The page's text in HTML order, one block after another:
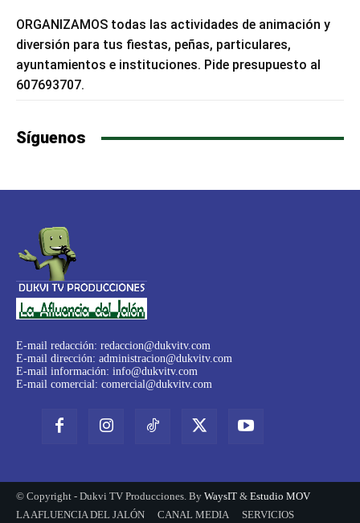
ORGANIZAMOS todas las actividades de animación y
diversión para tus fiestas, peñas, particulares,
ayuntamientos e instituciones. Pide presupuesto al
607693707.
Síguenos
E-mail redacción: redaccion@dukvitv.com
E-mail dirección: administracion@dukvitv.com
E-mail información: info@dukvitv.com
E-mail comercial: comercial@dukvitv.com
© Copyright - Dukvi TV Producciones. By WaysIT & Estudio MOV
LA AFLUENCIA DEL JALÓN
CANAL MEDIA
SERVICIOS